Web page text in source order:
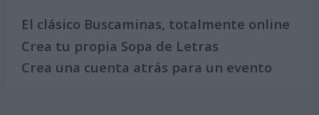
El clásico Buscaminas, totalmente online
Crea tu propia Sopa de Letras
Crea una cuenta atrás para un evento